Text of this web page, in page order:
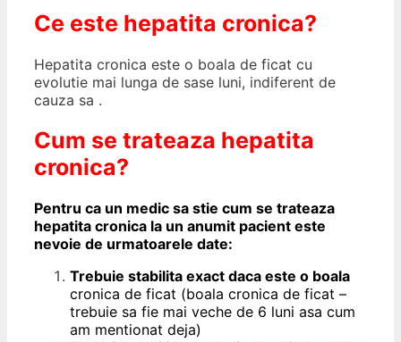
Ce este hepatita cronica?
Hepatita cronica este o boala de ficat cu
evolutie mai lunga de sase luni, indiferent de
cauza sa .
Cum se trateaza hepatita
cronica?
Pentru ca un medic sa stie cum se trateaza
hepatita cronica la un anumit pacient este
nevoie de urmatoarele date:
Trebuie stabilita exact daca este o boala
cronica de ficat (boala cronica de ficat –
trebuie sa fie mai veche de 6 luni asa cum
am mentionat deja)